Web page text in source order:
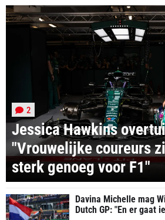
Jessica Hawkins
"Vrouwelijke coureurs
sterk genoeg voor F1"
2
Davina Michelle mag
Dutch GP: "En er gaat